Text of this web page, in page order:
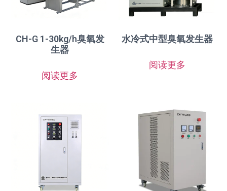
CH-G 1-30kg/h臭氧发
生器
阅读更多
水冷式中型臭氧发生器
阅读更多